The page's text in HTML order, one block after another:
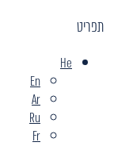
תפריט
He
En
Ar
Ru
Fr